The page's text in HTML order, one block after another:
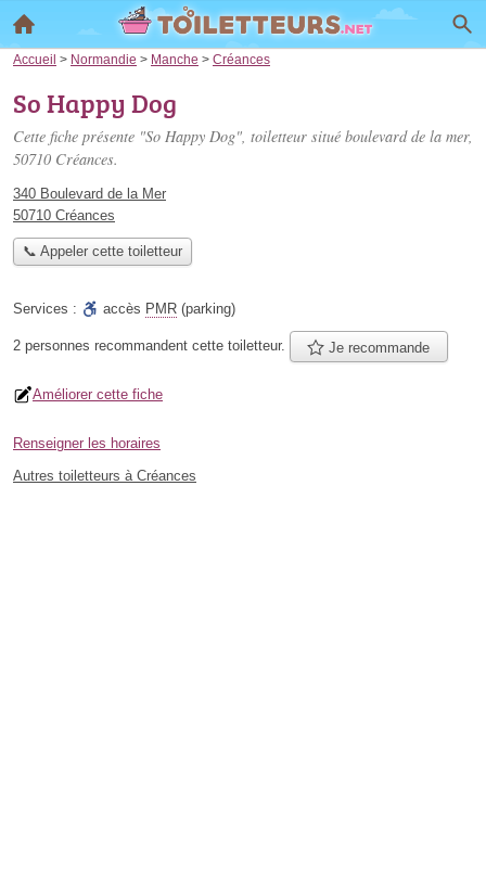
Accueil > Normandie > Manche > Créances
So Happy Dog
Cette fiche présente "So Happy Dog", toiletteur situé boulevard de la mer,
50710 Créances.
340 Boulevard de la Mer
50710 Créances
📞 Appeler cette toiletteur
Services : accès PMR (parking)
2 personnes recommandent cette toiletteur. Je recommande
Améliorer cette fiche
Renseigner les horaires
Autres toiletteurs à Créances